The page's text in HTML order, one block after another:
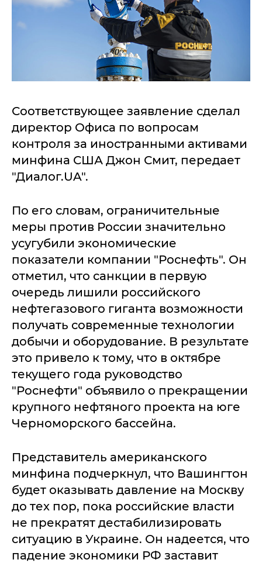
Соответствующее заявление сделал
директор Офиса по вопросам
контроля за иностранными активами
минфина США Джон Смит, передает
"Диалог.UA".
По его словам, ограничительные
меры против России значительно
усугубили экономические
показатели компании "Роснефть". Он
отметил, что санкции в первую
очередь лишили российского
нефтегазового гиганта возможности
получать современные технологии
добычи и оборудование. В результате
это привело к тому, что в октябре
текущего года руководство
"Роснефти" объявило о прекращении
крупного нефтяного проекта на юге
Черноморского бассейна.
Представитель американского
минфина подчеркнул, что Вашингтон
будет оказывать давление на Москву
до тех пор, пока российские власти
не прекратят дестабилизировать
ситуацию в Украине. Он надеется, что
падение экономики РФ заставит